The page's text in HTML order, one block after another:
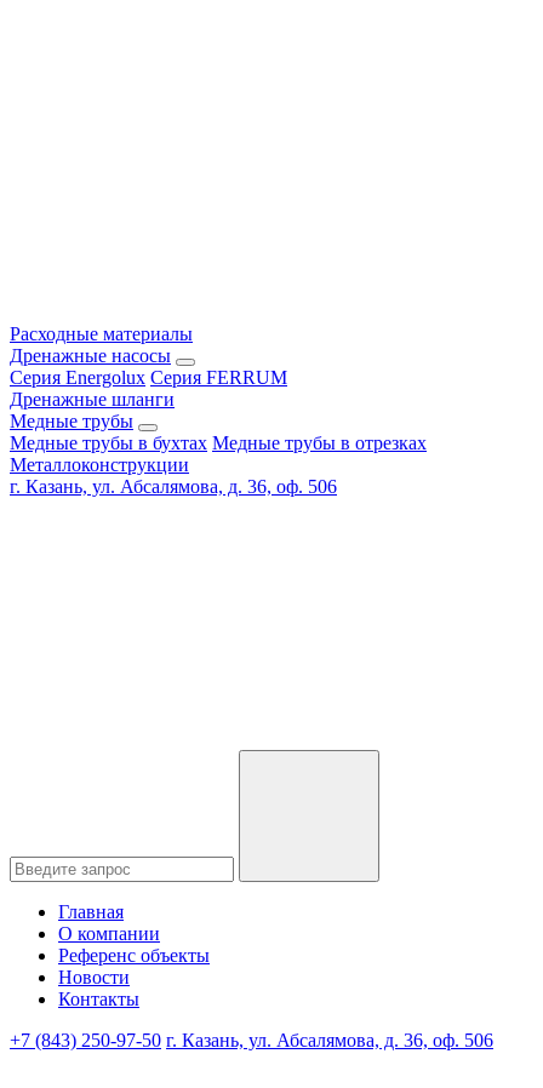
Расходные материалы
Дренажные насосы
Серия Energolux Серия FERRUM
Дренажные шланги
Медные трубы
Медные трубы в бухтах Медные трубы в отрезках
Металлоконструкции
г. Казань, ул. Абсалямова, д. 36, оф. 506
Главная
О компании
Референс объекты
Новости
Контакты
+7 (843) 250-97-50 г. Казань, ул. Абсалямова, д. 36, оф. 506